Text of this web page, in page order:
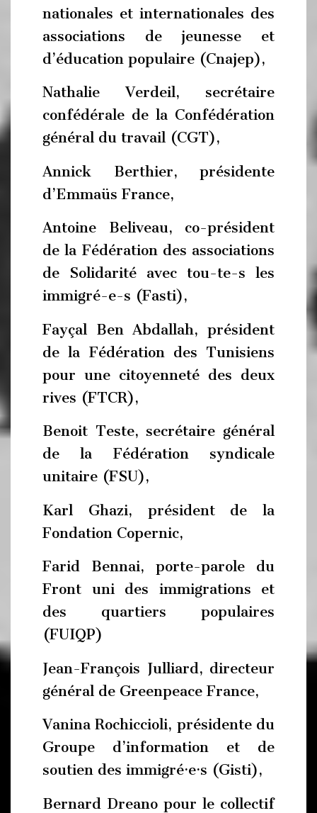
nationales et internationales des
associations de jeunesse et
d’éducation populaire (Cnajep),
Nathalie Verdeil, secrétaire
confédérale de la Confédération
général du travail (CGT),
Annick Berthier, présidente
d’Emmaüs France,
Antoine Beliveau, co-président
de la Fédération des associations
de Solidarité avec tou-te-s les
immigré-e-s (Fasti),
Fayçal Ben Abdallah, président
de la Fédération des Tunisiens
pour une citoyenneté des deux
rives (FTCR),
Benoit Teste, secrétaire général
de la Fédération syndicale
unitaire (FSU),
Karl Ghazi, président de la
Fondation Copernic,
Farid Bennai, porte-parole du
Front uni des immigrations et
des quartiers populaires
(FUIQP)
Jean-François Julliard, directeur
général de Greenpeace France,
Vanina Rochiccioli, présidente du
Groupe d’information et de
soutien des immigré·e·s (Gisti),
Bernard Dreano pour le collectif